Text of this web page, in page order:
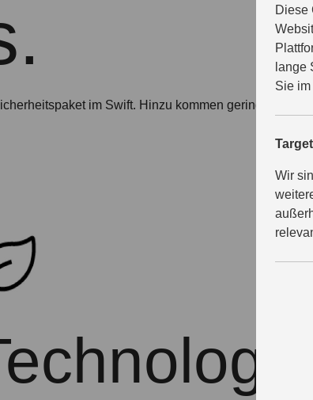
Diese
lange
Sie
Wir
im Swift. Hinzu kommen geringe Kosten